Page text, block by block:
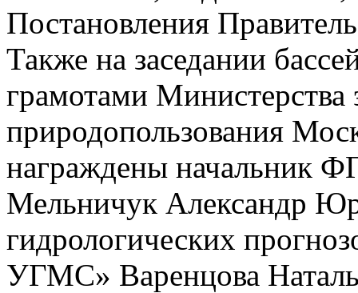
Постановления
Также на заседании
грамотами Министерства
природопользования
награждены начальник
Мельничук Александр
гидрологических
УГМС» Варенцова